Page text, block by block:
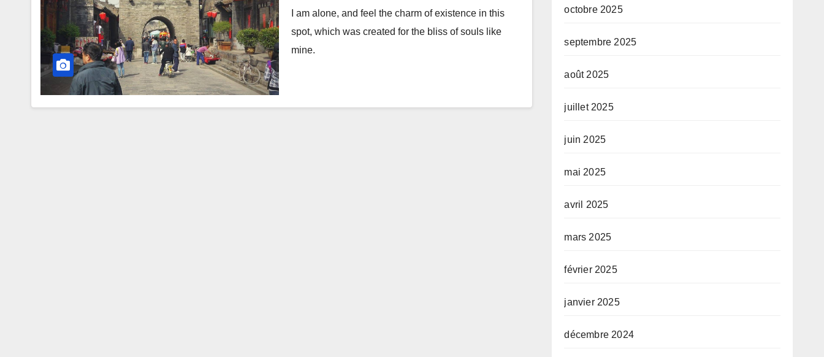
I am alone, and feel the charm of existence in this
spot, which was created for the bliss of souls like
mine.
octobre 2025
septembre 2025
août 2025
juillet 2025
juin 2025
mai 2025
avril 2025
mars 2025
février 2025
janvier 2025
décembre 2024